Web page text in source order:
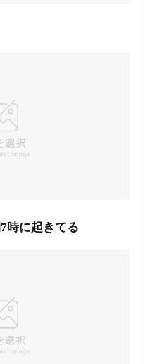
時に起きてる